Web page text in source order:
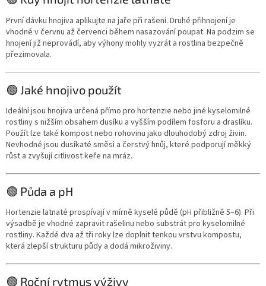
První dávku hnojiva aplikujte na jaře při rašení. Druhé přihnojení je
vhodné v červnu až červenci během nasazování poupat. Na podzim se
hnojení již neprovádí, aby výhony mohly vyzrát a rostlina bezpečně
přezimovala.
🟢 Jaké hnojivo použít
Ideální jsou hnojiva určená přímo pro hortenzie nebo jiné kyselomilné
rostliny s nižším obsahem dusíku a vyšším podílem fosforu a draslíku.
Použít lze také kompost nebo rohovinu jako dlouhodobý zdroj živin.
Nevhodné jsou dusíkaté směsi a čerstvý hnůj, které podporují měkký
růst a zvyšují citlivost keře na mráz.
🟢 Půda a pH
Hortenzie latnaté prospívají v mírně kyselé půdě (pH přibližně 5–6). Při
výsadbě je vhodné zapravit rašelinu nebo substrát pro kyselomilné
rostliny. Každé dva až tři roky lze doplnit tenkou vrstvu kompostu,
která zlepší strukturu půdy a dodá mikroživiny.
🟢 Roční rytmus výživy